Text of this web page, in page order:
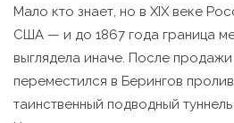
Мало кто знает, но в XIX веке
США — и до 1867 года граница
выглядела иначе. После
переместился в Берингов
таинственный подводный